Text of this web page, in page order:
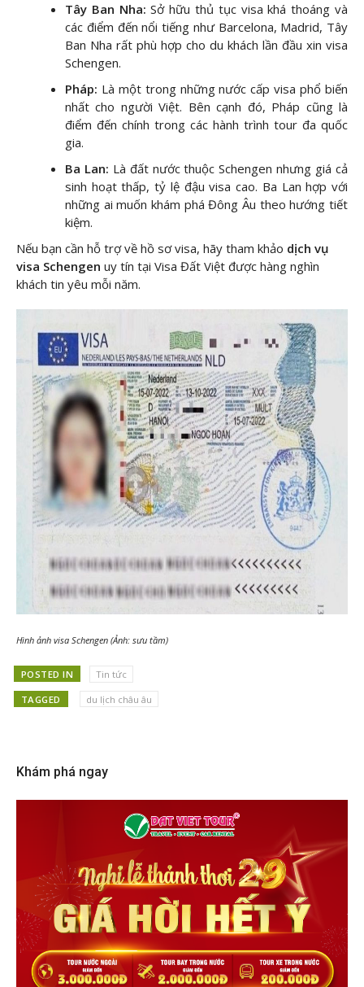
Tây Ban Nha: Sở hữu thủ tục visa khá thoáng và
các điểm đến nổi tiếng như Barcelona, Madrid, Tây
Ban Nha rất phù hợp cho du khách lần đầu xin visa
Schengen.
Pháp: Là một trong những nước cấp visa phổ biến
nhất cho người Việt. Bên cạnh đó, Pháp cũng là
điểm đến chính trong các hành trình tour đa quốc
gia.
Ba Lan: Là đất nước thuộc Schengen nhưng giá cả
sinh hoạt thấp, tỷ lệ đậu visa cao. Ba Lan hợp với
những ai muốn khám phá Đông Âu theo hướng tiết
kiệm.
Nếu bạn cần hỗ trợ về hồ sơ visa, hãy tham khảo dịch vụ
visa Schengen uy tín tại Visa Đất Việt được hàng nghìn
khách tin yêu mỗi năm.
Hình ảnh visa Schengen (Ảnh: sưu tầm)
POSTED IN Tin tức
TAGGED du lịch châu âu
Khám phá ngay